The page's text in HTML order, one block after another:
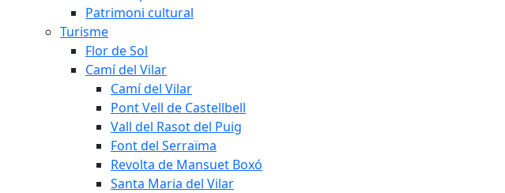
Patrimoni cultural
Turisme
Flor de Sol
Camí del Vilar
Camí del Vilar
Pont Vell de Castellbell
Vall del Rasot del Puig
Font del Serraïma
Revolta de Mansuet Boxó
Santa Maria del Vilar